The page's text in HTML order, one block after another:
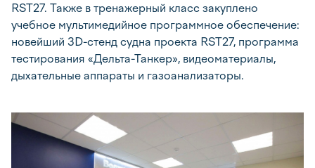
RST27. Также в тренажерный класс закуплено
учебное мультимедийное программное обеспечение:
новейший 3D-стенд судна проекта RST27, программа
тестирования «Дельта-Танкер», видеоматериалы,
дыхательные аппараты и газоанализаторы.